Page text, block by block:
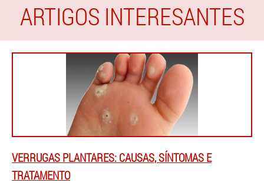
ARTIGOS INTERESANTES
VERRUGAS PLANTARES: CAUSAS, SÍNTOMAS E
TRATAMENTO